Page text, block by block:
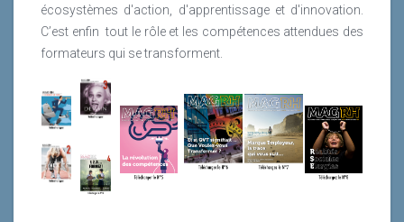
écosystèmes d'action, d'apprentissage et d'innovation.
C’est enfin tout le rôle et les compétences attendues des
formateurs qui se transforment.